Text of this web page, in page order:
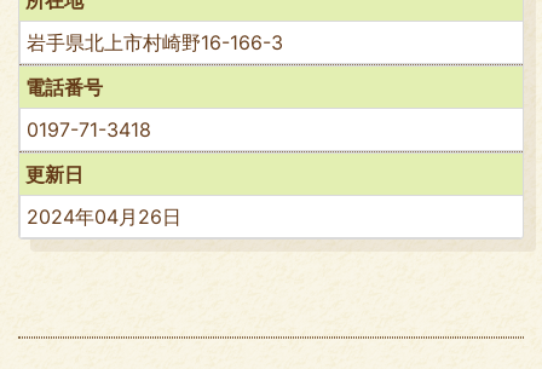
岩手県北上市村崎野16-166-3
電話番号
0197-71-3418
更新日
2024年04月26日